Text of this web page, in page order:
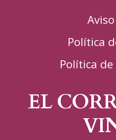
Política
Política
EL